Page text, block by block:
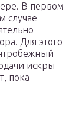
В первом
случае
Для этого
искры
пока